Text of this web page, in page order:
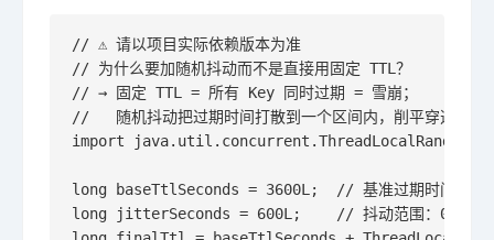
// ⚠️ 请以项目实际依赖版本为准
// 为什么要加随机抖动而不是直接用固定 TTL？
// → 固定 TTL = 所有 Key 同时过期 = 雪崩；
//   随机抖动把过期时间打散到一个区间内，削平穿透峰值
import java.util.concurrent.ThreadLocalRandom;
long baseTtlSeconds = 3600L;  // 基准过期时间：1
long jitterSeconds = 600L;    // 抖动范围：0~600